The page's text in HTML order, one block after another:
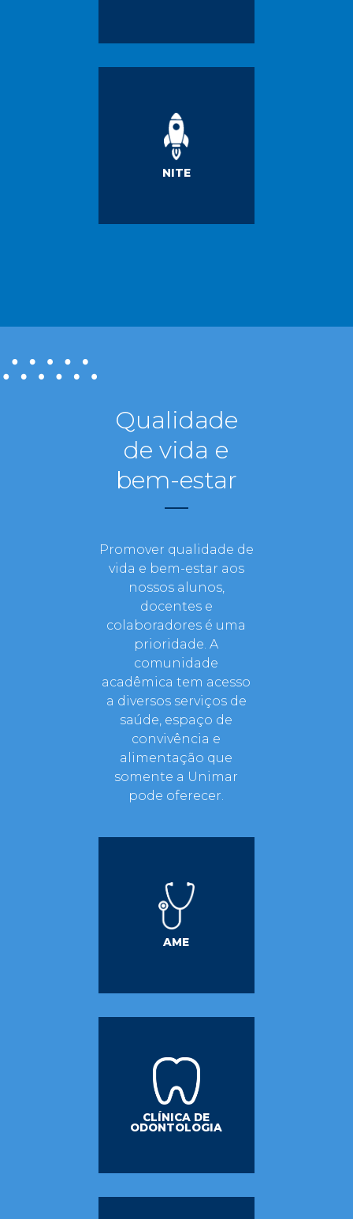
NITE
Qualidade
de vida e
bem-estar
Promover qualidade de
vida e bem-estar aos
nossos alunos,
docentes e
colaboradores é uma
prioridade. A
comunidade
acadêmica tem acesso
a diversos serviços de
saúde, espaço de
convivência e
alimentação que
somente a Unimar
pode oferecer.
AME
CLÍNICA DE
ODONTOLOGIA